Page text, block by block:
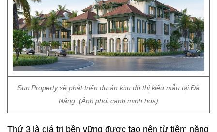
Sun Property sẽ phát triển dự án khu đô thị kiểu mẫu tại Đà
Nẵng. (Ảnh phối cảnh minh họa)
Thứ 3 là giá trị bền vững được tạo nên từ tiềm năng